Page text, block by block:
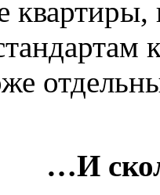
…И